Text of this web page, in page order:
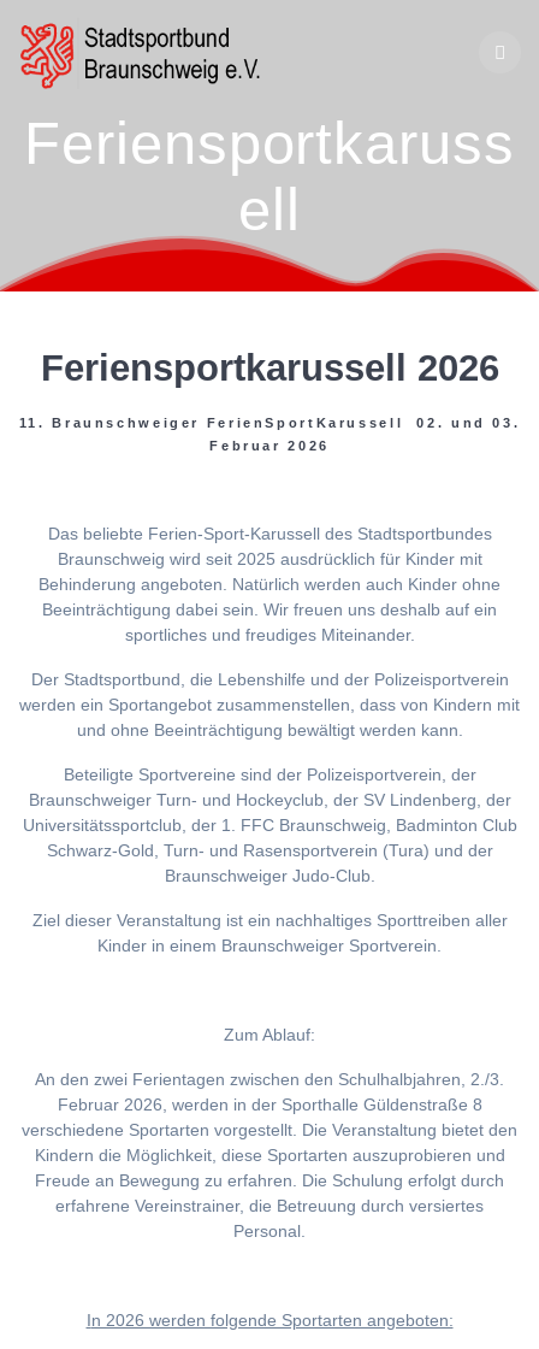
Feriensportkaruss
ell
Feriensportkarussell 2026
11. Braunschweiger FerienSportKarussell 02. und 03.
Februar 2026
Das beliebte Ferien-Sport-Karussell des Stadtsportbundes
Braunschweig wird seit 2025 ausdrücklich für Kinder mit
Behinderung angeboten. Natürlich werden auch Kinder ohne
Beeinträchtigung dabei sein. Wir freuen uns deshalb auf ein
sportliches und freudiges Miteinander.
Der Stadtsportbund, die Lebenshilfe und der Polizeisportverein
werden ein Sportangebot zusammenstellen, dass von Kindern mit
und ohne Beeinträchtigung bewältigt werden kann.
Beteiligte Sportvereine sind der Polizeisportverein, der
Braunschweiger Turn- und Hockeyclub, der SV Lindenberg, der
Universitätssportclub, der 1. FFC Braunschweig, Badminton Club
Schwarz-Gold, Turn- und Rasensportverein (Tura) und der
Braunschweiger Judo-Club.
Ziel dieser Veranstaltung ist ein nachhaltiges Sporttreiben aller
Kinder in einem Braunschweiger Sportverein.
Zum Ablauf:
An den zwei Ferientagen zwischen den Schulhalbjahren, 2./3.
Februar 2026, werden in der Sporthalle Güldenstraße 8
verschiedene Sportarten vorgestellt. Die Veranstaltung bietet den
Kindern die Möglichkeit, diese Sportarten auszuprobieren und
Freude an Bewegung zu erfahren. Die Schulung erfolgt durch
erfahrene Vereinstrainer, die Betreuung durch versiertes
Personal.
In 2026 werden folgende Sportarten angeboten: